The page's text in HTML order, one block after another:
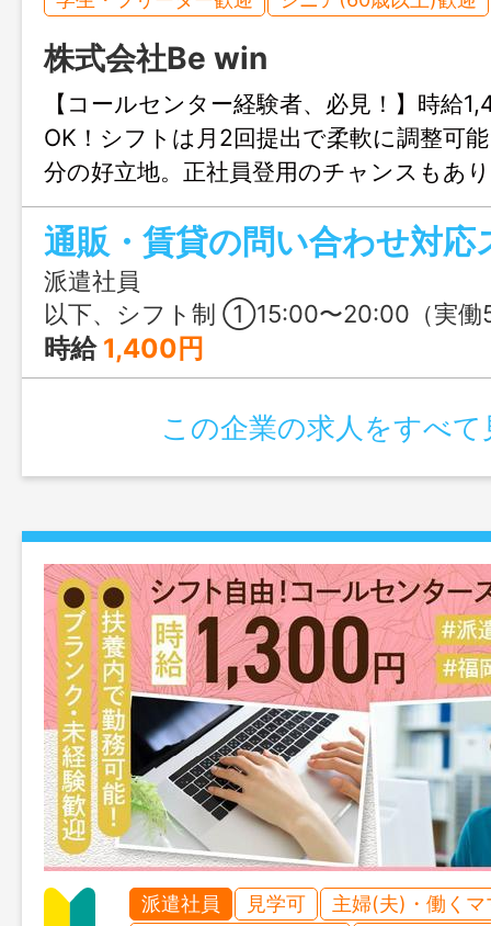
株式会社Be win
【コールセンター経験者、必見！】時給
OK！シフトは月2回提出で柔軟に調整可
分の好立地。正社員登用のチャンスもあ
境です！お問合せのみも大歓迎、まずは
でお気軽にご連絡ください。
通販・賃貸の問い合わせ対応
派遣社員
以下、シフト制 ①15:00〜20:00（実働5時間） ②13:00〜20:00（実働6時間
時給 1,400円
この企業の求人をすべて
派遣社員 見学可
主婦(夫)・働くマ